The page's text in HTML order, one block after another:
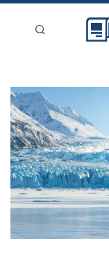
新聞稿分類
登入
刊登